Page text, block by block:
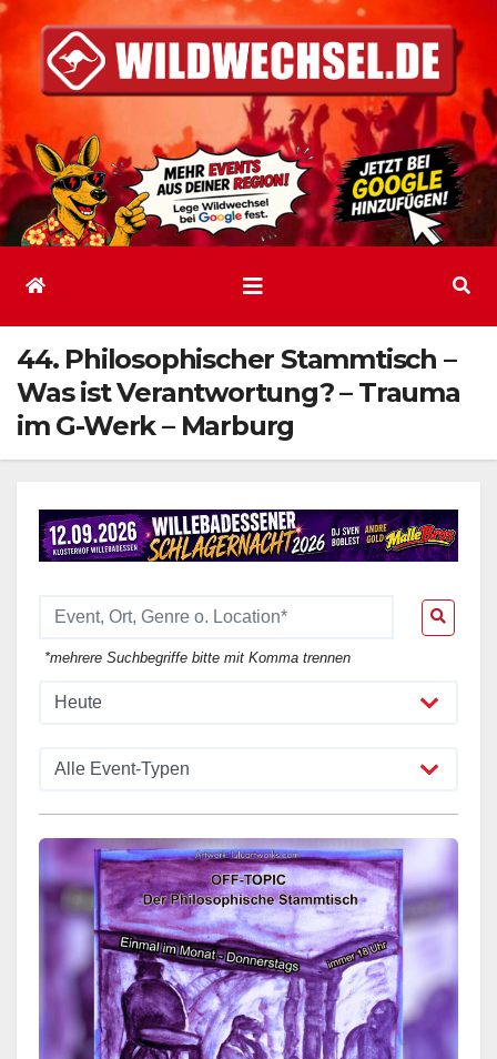
Inhalt
springen
44. Philosophischer Stammtisch –
Was ist Verantwortung? – Trauma
im G-Werk – Marburg
*mehrere Suchbegriffe bitte mit Komma trennen